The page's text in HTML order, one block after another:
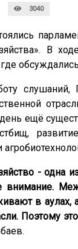
3040
В
слушаний,
ещё
- одна
внимание.
в аулах,
Поэтому